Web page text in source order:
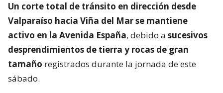
Un corte total de tránsito en dirección desde
Valparaíso hacia Viña del Mar se mantiene
activo en la Avenida España, debido a sucesivos
desprendimientos de tierra y rocas de gran
tamaño registrados durante la jornada de este
sábado.